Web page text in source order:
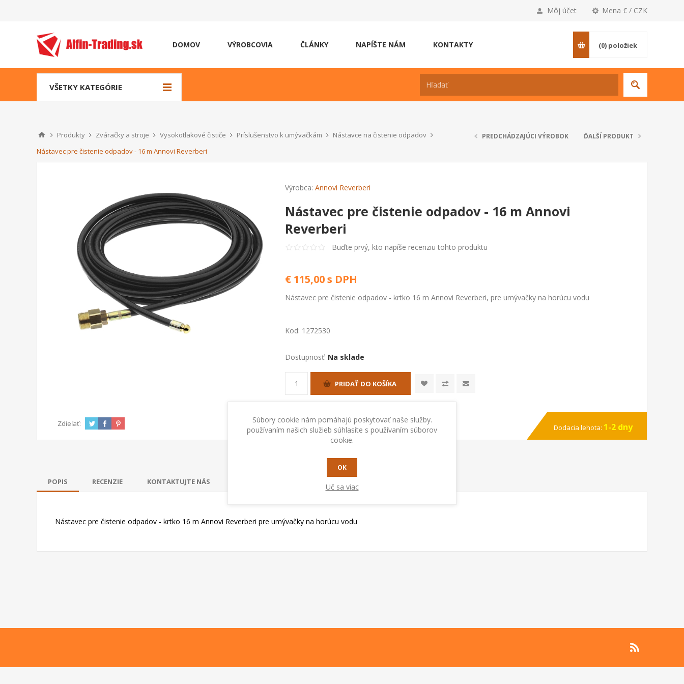
Mena € / CZK
Môj účet
DOMOV VÝROBCOVIA ČLÁNKY NAPÍŠTE NÁM KONTAKTY (0) položiek
VŠETKY KATEGÓRIE
Produkty Zváračky a stroje Vysokotlakové čističe Príslušenstvo k umývačkám
Nástavce na čistenie odpadov
Nástavec pre čistenie odpadov - 16 m Annovi Reverberi
PREDCHÁDZAJÚCI VÝROBOK ĎALŠÍ PRODUKT
Výrobca: Annovi Reverberi
Nástavec pre čistenie odpadov - 16 m Annovi
Reverberi
Buďte prvý, kto napíše recenziu tohto produktu
€ 115,00 s DPH
Nástavec pre čistenie odpadov - krtko 16 m Annovi Reverberi, pre umývačky na horúcu vodu
Kod: 1272530
Dostupnosť: Na sklade
PRIDAŤ DO KOŠÍKA
Zdieľať: Dodacia lehota: 1-2 dny
POPIS RECENZIE KONTAKTUJTE NÁS
Nástavec pre čistenie odpadov - krtko 16 m Annovi Reverberi pre umývačky na horúcu vodu
Súbory cookie nám pomáhajú poskytovať naše služby.
používaním našich služieb súhlasíte s používaním súborov
cookie.
OK
Uč sa viac